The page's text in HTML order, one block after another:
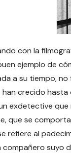
con la
ejemplo de
a su tiempo,
crecido hasta
exdetective que
que se
refiere al
compañero suyo